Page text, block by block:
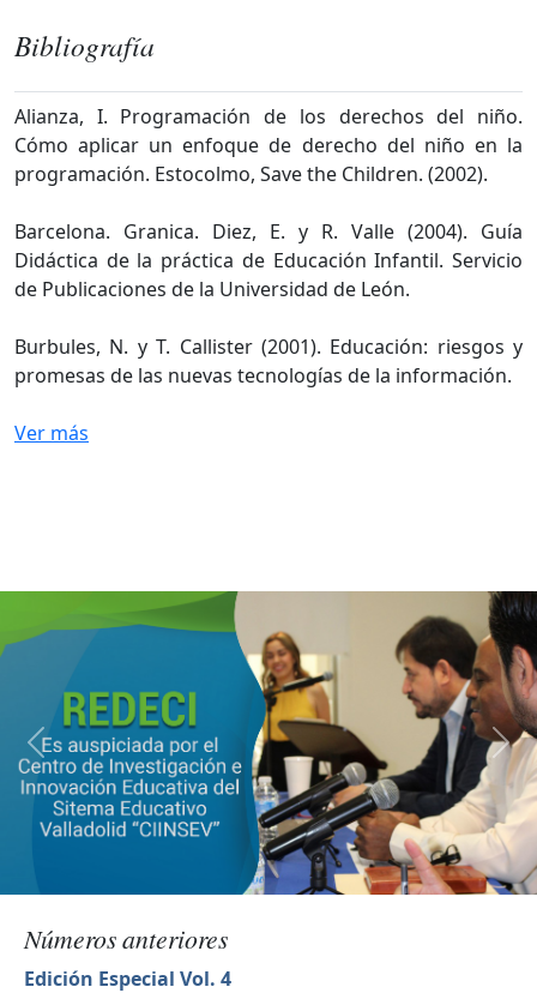
Bibliografía
Alianza, I. Programación de los derechos del niño.
Cómo aplicar un enfoque de derecho del niño en la
programación. Estocolmo, Save the Children. (2002).
Barcelona. Granica. Diez, E. y R. Valle (2004). Guía
Didáctica de la práctica de Educación Infantil. Servicio
de Publicaciones de la Universidad de León.
Burbules, N. y T. Callister (2001). Educación: riesgos y
promesas de las nuevas tecnologías de la información.
Ver más
Números anteriores
Edición Especial Vol. 4